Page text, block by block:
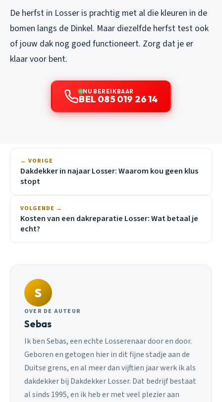
De herfst in Losser is prachtig met al die kleuren in de
bomen langs de Dinkel. Maar diezelfde herfst test ook
of jouw dak nog goed functioneert. Zorg dat je er
klaar voor bent.
NU BEREIKBAAR
BEL 085 019 26 14
← VORIGE
Dakdekker in najaar Losser: Waarom kou geen klus
stopt
VOLGENDE →
Kosten van een dakreparatie Losser: Wat betaal je
echt?
S
OVER DE AUTEUR
Sebas
Ik ben Sebas, een echte Losserenaar door en door.
Geboren en getogen hier in dit fijne stadje aan de
Duitse grens, en al meer dan vijftien jaar werk ik als
dakdekker bij Dakdekker Losser. Dat bedrijf bestaat
al sinds 1995, en ik heb er met veel plezier aan